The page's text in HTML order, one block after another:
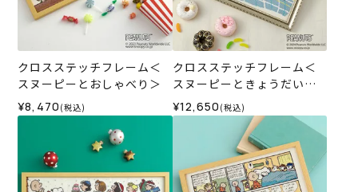
クロスステッチフレーム＜
スヌーピーとおしゃべり＞
¥8,470 (税込)
クロスステッチフレーム＜
スヌーピーときょうだいた
ち＞
¥12,650 (税込)